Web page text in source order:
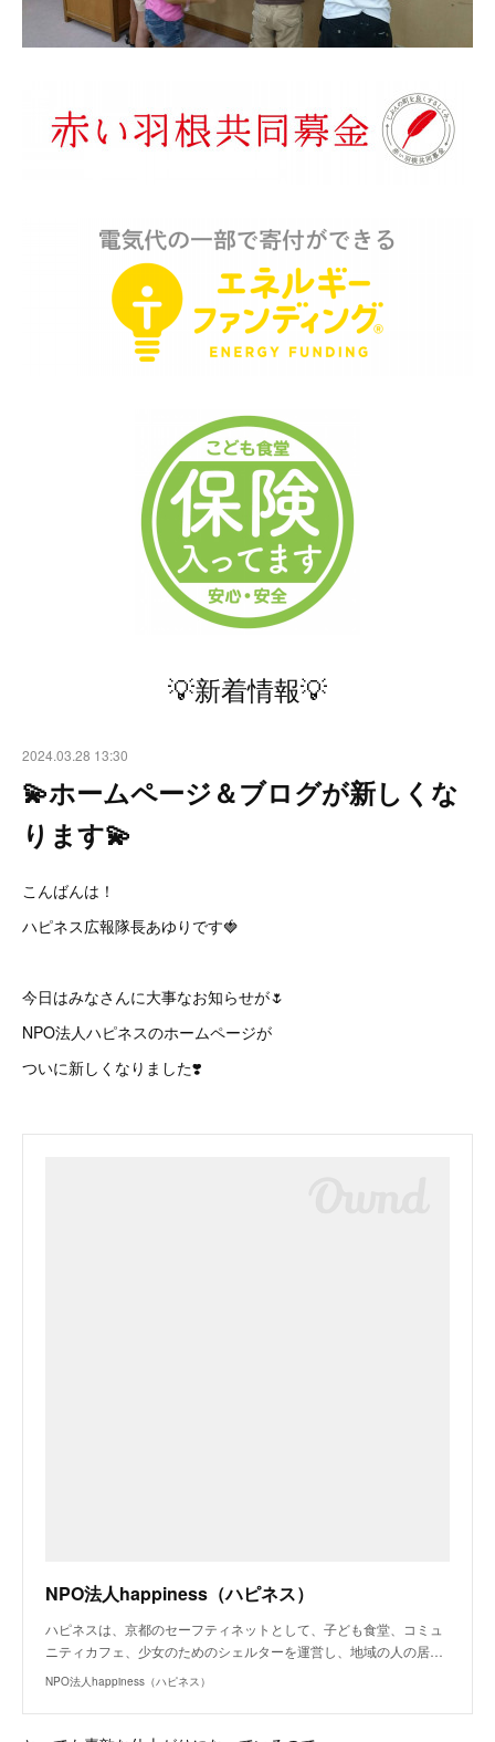
💡新着情報💡
2024.03.28 13:30
💫ホームページ＆ブログが新しくな
ります💫
こんばんは！
ハピネス広報隊長あゆりです🍓
今日はみなさんに大事なお知らせが🌷
NPO法人ハピネスのホームページが
ついに新しくなりました❣️
NPO法人happiness（ハピネス）
ハピネスは、京都のセーフティネットとして、子ども食堂、コミュ
ニティカフェ、少女のためのシェルターを運営し、地域の人の居…
NPO法人happiness（ハピネス）